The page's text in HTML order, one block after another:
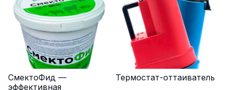
СмектоФид —
эффективная
Термостат-оттаиватель